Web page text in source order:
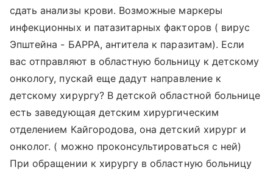
сдать анализы крови. Возможные маркеры
инфекционных и патазитарных факторов ( вирус
Эпштейна - БАРРА, антитела к паразитам). Если
вас отправляют в областную больницу к детскому
онкологу, пускай еще дадут направление к
детскому хирургу? В детской областной больнице
есть заведующая детским хирургическим
отделением Кайгородова, она детский хирург и
онколог. ( можно проконсультироваться с ней)
При обращении к хирургу в областную больницу